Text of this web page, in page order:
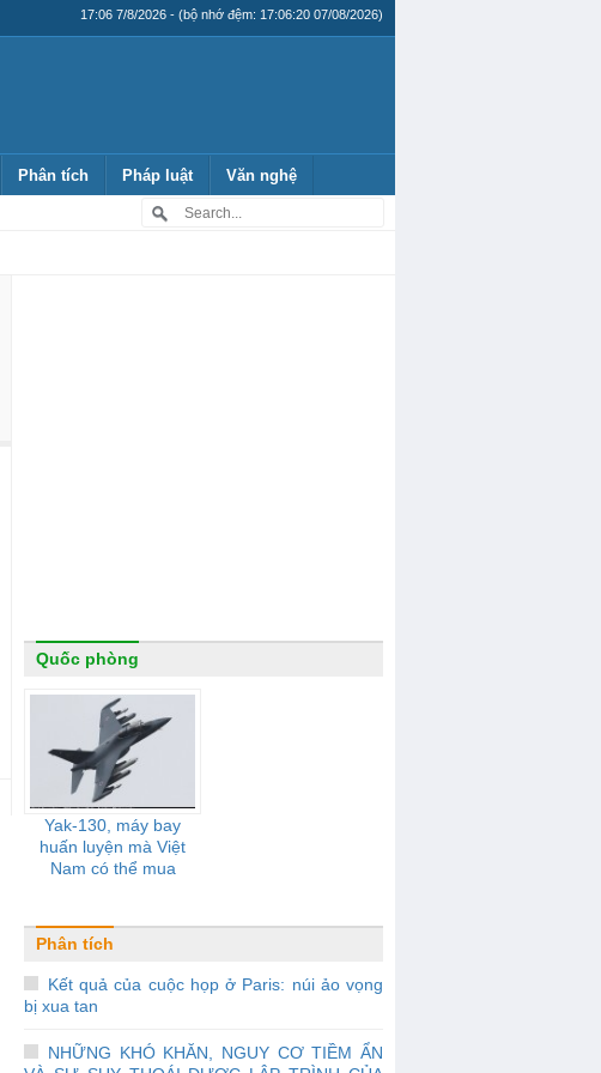
17:06 7/8/2026 - (bộ nhớ đệm: 17:06:20 07/08/2026)
Phân tích Pháp luật Văn nghệ
Quốc phòng
Yak-130, máy bay
huấn luyện mà Việt
Nam có thể mua
Phân tích
Kết quả của cuộc họp ở Paris: núi ảo vọng
bị xua tan
NHỮNG KHÓ KHĂN, NGUY CƠ TIỀM ẨN